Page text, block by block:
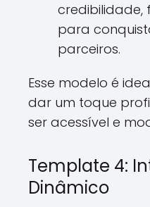
credibilidade,
para
parceiros.
Esse modelo é
dar um toque
ser acessível e
Template 4:
Dinâmico